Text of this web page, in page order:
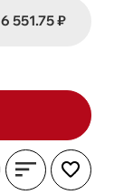
6 551.75 ₽